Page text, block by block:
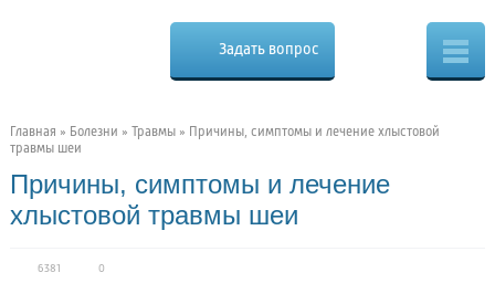
Cure.ru
в
Задать вопрос
Главная » Болезни » Травмы»
Причины, симптомы и лечение хлыстовой
травмы шеи
Причины, симптомы и лечение
хлыстовой травмы шеи
6381 0